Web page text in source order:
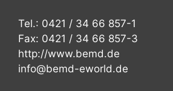
Tel.: 0421 / 34 66 857-1
Fax: 0421 / 34 66 857-3
http://www.bemd.de
info@bemd-eworld.de